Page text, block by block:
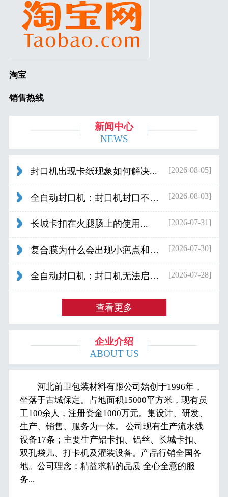
淘宝
销售热线
新闻中心
NEWS
封口机出现卡纸现象如何解决... [2026-08-05]
全自动封口机：封口机封口不好应检查什... [2026-08-03]
长城卡扣在火腿肠上的使用... [2026-07-31]
复合膜为什么会出现小疤点和波浪纹... [2026-07-30]
全自动封口机：封口机无法启动怎么办... [2026-07-28]
查看更多
企业介绍
ABOUT US
河北前卫包装材料有限公司始创于1996年，
坐落于古城保定。占地面积15000平方米，现有员
工100余人，注册资金1000万元。集设计、研发、
生产、销售、服务为一体。 公司现有生产流水线
设备17条；主要生产铝卡扣、铝丝、长城卡扣、
双孔袋儿、打卡机及灌装设备。产品行销全国各
地。公司理念：精益求精的品质 全心全意的服
务...